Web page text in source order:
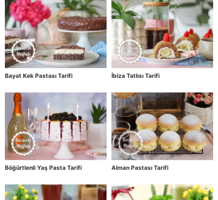
Bayat Kek Pastası Tarifi İbiza Tatlısı Tarifi
Böğürtlenli Yaş Pasta Tarifi Alman Pastası Tarifi